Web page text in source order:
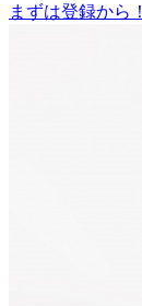
まずは登録から！